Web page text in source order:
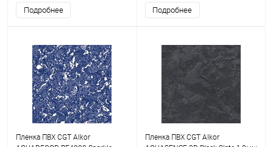
Подробнее Подробнее
Пленка ПВХ CGT Alkor
Пленка ПВХ CGT Alkor